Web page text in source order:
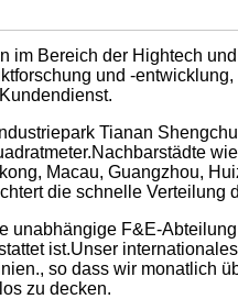
im Bereich der Hightech
und -
Tianan
Macau, Guangzhou,
die schnelle Verteilung
unabhängige F&E-
ist.Unser
so dass wir monatlich
zu decken.